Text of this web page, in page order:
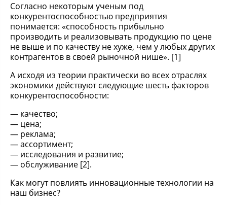
Согласно некоторым ученым под
конкурентоспособностью предприятия
понимается: «способность прибыльно
производить и реализовывать продукцию по цене
не выше и по качеству не хуже, чем у любых других
контрагентов в своей рыночной нише». [1]
А исходя из теории практически во всех отраслях
экономики действуют следующие шесть факторов
конкурентоспособности:
качество;
цена;
реклама;
ассортимент;
исследования и развитие;
обслуживание [2].
Как могут повлиять инновационные технологии на
наш бизнес?